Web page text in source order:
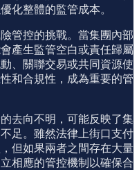
化整體的監管成本。
管控的挑戰。當集團內部
產生監管空白或責任歸屬
、關聯交易或共同資源使
和合規性，成為重要的管
去向不明，可能反映了集
足。雖然法律上街口支付
但如果兩者之間存在大量
相應的管控機制以確保合